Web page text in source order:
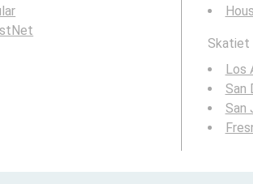
Skatiet
Los
San
San